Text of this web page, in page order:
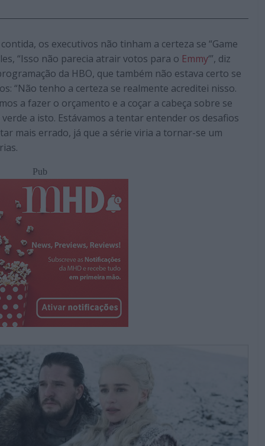
os executivos não tinham a certeza se “Game
“Isso não parecia atrair votos para o Emmy‘”, diz
da HBO, que também não estava certo se
“Não tenho a certeza se realmente acreditei nisso.
a fazer o orçamento e a coçar a cabeça sobre se
a isto. Estávamos a tentar entender os desafios
mais errado, já que a série viria a tornar-se um
Pub